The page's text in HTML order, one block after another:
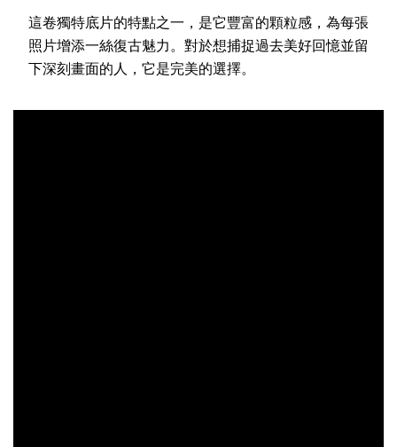
這卷獨特底片的特點之一，是它豐富的顆粒感，為每張
照片增添一絲復古魅力。對於想捕捉過去美好回憶並留
下深刻畫面的人，它是完美的選擇。